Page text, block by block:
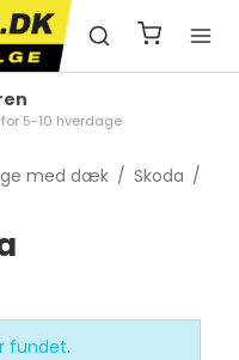
5-10 hverdage
med dæk / Skoda /
fundet.